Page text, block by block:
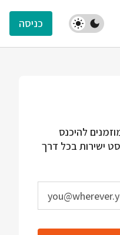
כניסה
להיכנס
ישירות בכל דרך